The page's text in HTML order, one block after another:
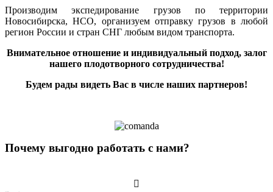
Производим экспедирование грузов по территории
Новосибирска, НСО, организуем отправку грузов в любой
регион России и стран СНГ любым видом транспорта.
Внимательное отношение и индивидуальный подход, залог
нашего плодотворного сотрудничества!
Будем рады видеть Вас в числе наших партнеров!
Почему выгодно работать с нами?
